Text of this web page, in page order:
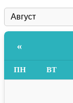
«
ПН ВТ